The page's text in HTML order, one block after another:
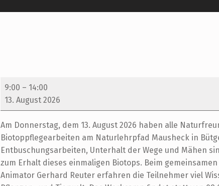
B
I
O
T
O
9:00 – 14:00
13. August 2026
Am Donnerstag, dem 13. August 2026 haben alle
Biotoppflegearbeiten am Naturlehrpfad Mausheck in
Entbuschungsarbeiten, Unterhalt der Wege und Mähen
zum Erhalt dieses einmaligen Biotops. Beim gemeinsamen
Animator Gerhard Reuter erfahren die Teilnehmer viel